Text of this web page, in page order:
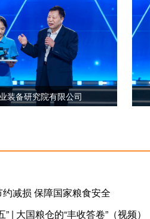
究院亚热带林业实验中心
减损 保障国家粮食安全
| 大国粮仓的“丰收答卷”（视频）